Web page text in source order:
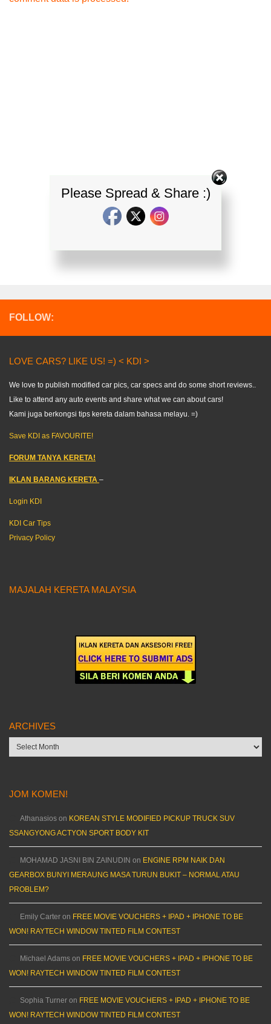
FOLLOW:
LOVE CARS? LIKE US! =) < KDI >
We love to publish modified car pics, car specs and do some short reviews..
Like to attend any auto events and share what we can about cars!
Kami juga berkongsi tips kereta dalam bahasa melayu. =)
Save KDI as FAVOURITE!
FORUM TANYA KERETA!
IKLAN BARANG KERETA –
Login KDI
KDI Car Tips
Privacy Policy
MAJALAH KERETA MALAYSIA
ARCHIVES
Archives
JOM KOMEN!
Athanasios on KOREAN STYLE MODIFIED PICKUP TRUCK SUV
SSANGYONG ACTYON SPORT BODY KIT
MOHAMAD JASNI BIN ZAINUDIN on ENGINE RPM NAIK DAN
GEARBOX BUNYI MERAUNG MASA TURUN BUKIT – NORMAL ATAU
PROBLEM?
Emily Carter on FREE MOVIE VOUCHERS + IPAD + IPHONE TO BE
WON! RAYTECH WINDOW TINTED FILM CONTEST
Michael Adams on FREE MOVIE VOUCHERS + IPAD + IPHONE TO BE
WON! RAYTECH WINDOW TINTED FILM CONTEST
Sophia Turner on FREE MOVIE VOUCHERS + IPAD + IPHONE TO BE
WON! RAYTECH WINDOW TINTED FILM CONTEST
Please Spread & Share :)